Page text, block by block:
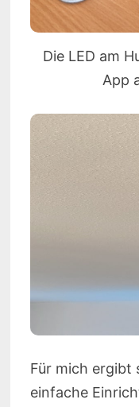
Die LED am
App
Für mich ergibt
einfache